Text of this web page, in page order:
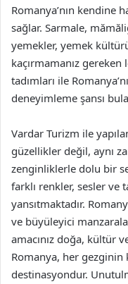
Romanya’nın kendine
sağlar. Sarmale,
yemekler, yemek
kaçırmamanız
tadımları ile
deneyimleme şansı
Vardar Turizm ile
güzellikler değil, aynı
zenginliklerle dolu bir
farklı renkler, sesler ve
yansıtmaktadır.
ve büyüleyici
amacınız doğa, kültür
Romanya, her
destinasyondur.